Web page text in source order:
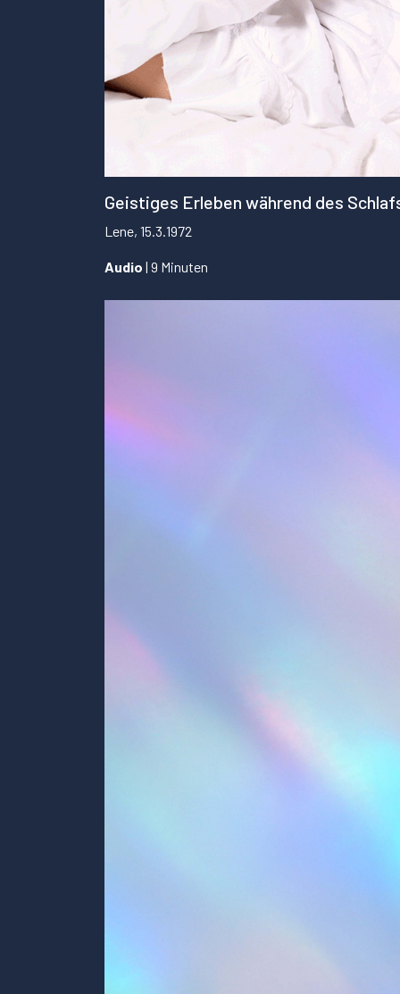
Geistiges Erleben während des
Lene, 15.3.1972
Audio | 9 Minuten
...